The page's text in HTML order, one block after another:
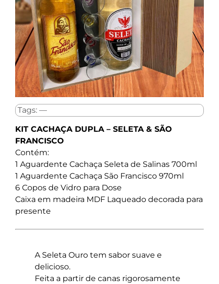
Tags: —
KIT CACHAÇA DUPLA – SELETA & SÃO
FRANCISCO
Contém:
1 Aguardente Cachaça Seleta de Salinas 700ml
1 Aguardente Cachaça São Francisco 970ml
6 Copos de Vidro para Dose
Caixa em madeira MDF Laqueado decorada para
presente
A Seleta Ouro tem sabor suave e
delicioso.
Feita a partir de canas rigorosamente